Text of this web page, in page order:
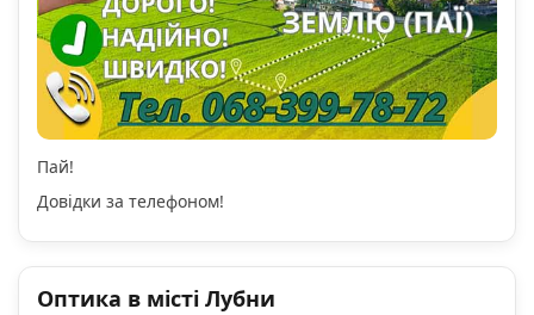
Пай!
Довідки за телефоном!
Оптика в місті Лубни